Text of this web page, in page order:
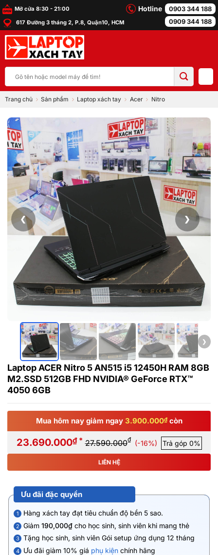
Bỏ
qua
nội
dung
Mở cửa 8:30 - 21:00
617 Đường 3 tháng 2, P.8, Quận10, HCM
Hotline
0903 344 188
0909 344 188
kiếm:
Trang chủ Sản phẩm Laptop xách tay Acer Nitro
❮ ❯
❯
Laptop ACER Nitro 5 AN515 i5 12450H RAM 8GB
M2.SSD 512GB FHD NVIDIA® GeForce RTX™
4050 6GB
Mua hôm nay giảm ngay 3.900.000₫ còn
23.690.000₫ * 27.590.000₫ (-16%) Trả góp 0%
LIÊN HỆ
Ưu đãi đặc quyền
1 Hàng xách tay đạt tiêu chuẩn độ bền 5 sao.
2 Giảm 190,000₫ cho học sinh, sinh viên khi mang thẻ
3 Tặng học sinh, sinh viên Gói setup ứng dụng 12 tháng
4 Ưu đãi giảm 10% giá phụ kiện chính hãng